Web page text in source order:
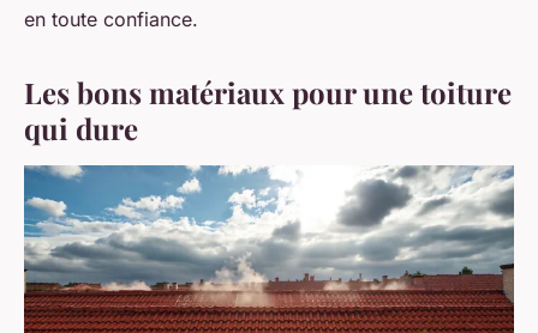
en toute confiance.
Les bons matériaux pour une toiture
qui dure